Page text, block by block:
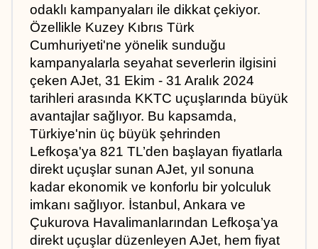
odaklı kampanyaları ile dikkat çekiyor.
Özellikle Kuzey Kıbrıs Türk
Cumhuriyeti'ne yönelik sunduğu
kampanyalarla seyahat severlerin ilgisini
çeken AJet, 31 Ekim - 31 Aralık 2024
tarihleri arasında KKTC uçuşlarında büyük
avantajlar sağlıyor. Bu kapsamda,
Türkiye'nin üç büyük şehrinden
Lefkoşa'ya 821 TL’den başlayan fiyatlarla
direkt uçuşlar sunan AJet, yıl sonuna
kadar ekonomik ve konforlu bir yolculuk
imkanı sağlıyor. İstanbul, Ankara ve
Çukurova Havalimanlarından Lefkoşa’ya
direkt uçuşlar düzenleyen AJet, hem fiyat